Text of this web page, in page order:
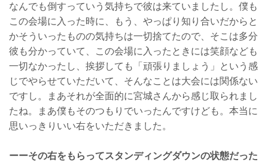
なんでも倒すっていう気持ちで彼は来ていましたし。僕も
この会場に入った時に、もう、やっぱり知り合いだからと
かそういったものの気持ちは一切捨てたので、そこは多分
彼も分かっていて、この会場に入ったときには笑顔なども
一切なかったし、挨拶しても「頑張りましょう」という感
じでやらせていただいて、そんなことは大会には関係ない
ですし。まあそれが全面的に宮城さんから感じ取られまし
たね。まあ僕もそのつもりでいったんですけども。本当に
思いっきりいい右をいただきました。
ーーその右をもらってスタンディングダウンの状態だった